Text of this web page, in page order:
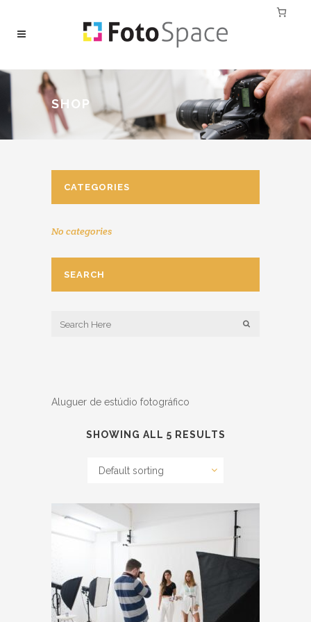
SHOP
CATEGORIES
No categories
SEARCH
Aluguer de estúdio fotográfico
SHOWING ALL 5 RESULTS
Default sorting